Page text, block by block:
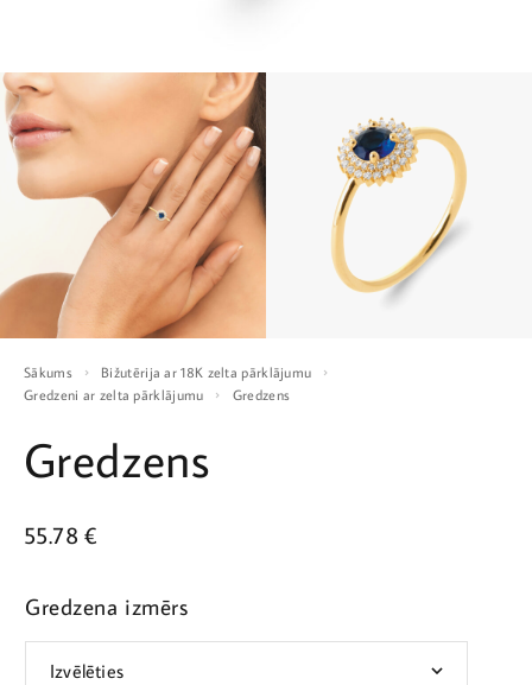
Sākums
Bižutērija ar 18K zelta pārklājumu
Gredzeni ar zelta pārklājumu
Gredzens
Gredzens
55.78€
Gredzena izmērs